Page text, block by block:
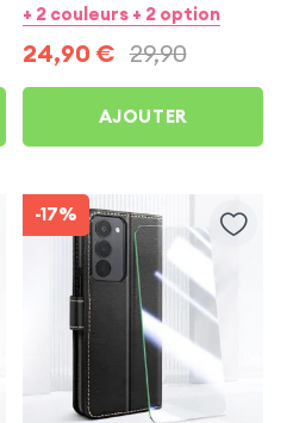
Rouge + Protection écran
+ 2 couleurs + 2 option
24,90 € 29,90
AJOUTER
-17%